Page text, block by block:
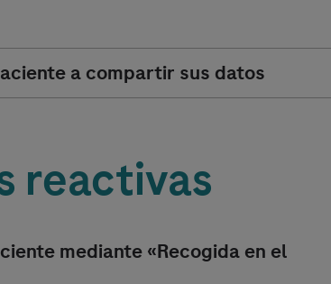
a compartir sus datos
reactivas
mediante «Recogida en el